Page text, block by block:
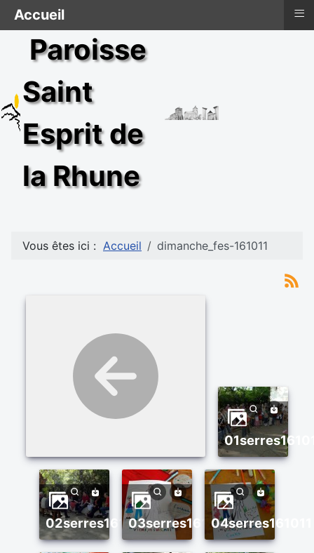
Paroisse
Saint
Esprit de
la Rhune
Vous êtes ici : Accueil dimanche_fes-161011
02serres16101103serres16101104serres161011
Accueil ≡